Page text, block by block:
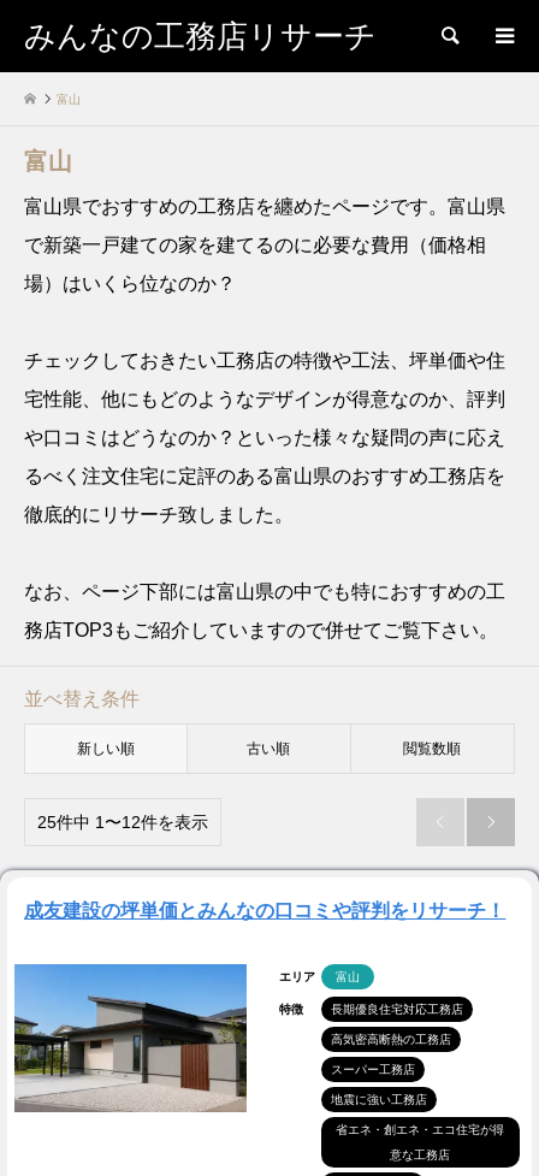
みんなの工務店リサーチ 検索
富山
富山
富山県でおすすめの工務店を纏めたページです。富山県
で新築一戸建ての家を建てるのに必要な費用（価格相
場）はいくら位なのか？
チェックしておきたい工務店の特徴や工法、坪単価や住
宅性能、他にもどのようなデザインが得意なのか、評判
や口コミはどうなのか？といった様々な疑問の声に応え
るべく注文住宅に定評のある富山県のおすすめ工務店を
徹底的にリサーチ致しました。
なお、ページ下部には富山県の中でも特におすすめの工
務店TOP3もご紹介していますので併せてご覧下さい。
並べ替え条件
新しい順 古い順 閲覧数順
25件中 1〜12件を表示  
成友建設の坪単価とみんなの口コミや評判をリサーチ！
エリア 富山
特徴 長期優良住宅対応工務店
高気密高断熱の工務店
スーパー工務店
地震に強い工務店
省エネ・創エネ・エコ住宅が得
意な工務店